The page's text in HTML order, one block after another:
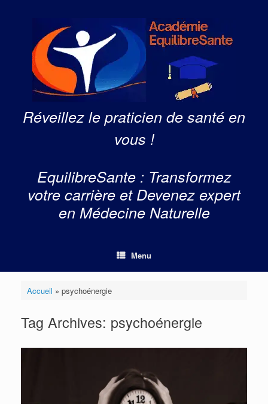
Réveillez le praticien de santé en
vous !
EquilibreSante : Transformez
votre carrière et Devenez expert
en Médecine Naturelle
Menu
Accueil » psychoénergie
Tag Archives: psychoénergie